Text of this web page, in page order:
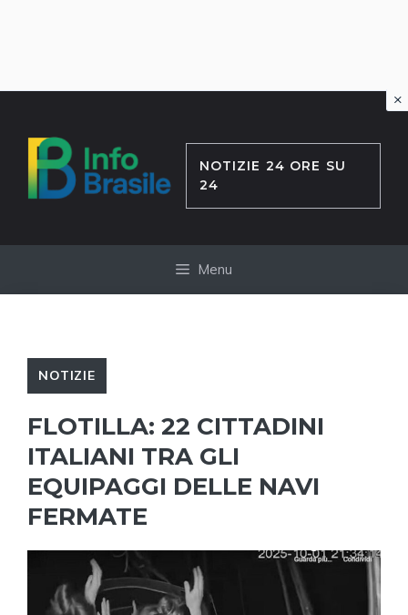
contenuto
NOTIZIE 24 ORE SU
24
Menu
NOTIZIE
FLOTILLA: 22 CITTADINI
ITALIANI TRA GLI
EQUIPAGGI DELLE NAVI
FERMATE
×